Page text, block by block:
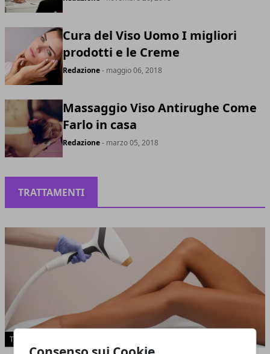
Cura del Viso Uomo I migliori
prodotti e le Creme
Redazione- maggio 06, 2018
Massaggio Viso Antirughe Come
Farlo in casa
Redazione- marzo 05, 2018
TRATTAMENTI
TRATTAMENTI